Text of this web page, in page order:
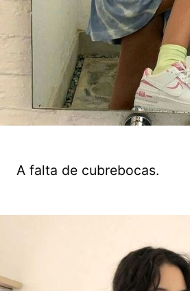
A falta de cubrebocas.